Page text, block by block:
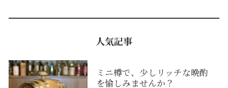
人気記事
ミニ樽で、少しリッチな晩酌
を愉しみませんか？